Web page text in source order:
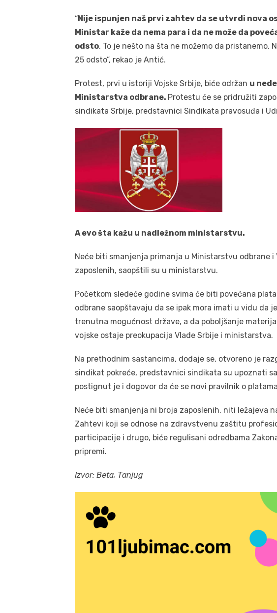
“Nije ispunjen naš prvi zahtev da se utvrdi nova
Ministar kaže da nema para i da ne može da
odsto. To je nešto na šta ne možemo da pristanemo.
25 odsto”, rekao je Antić.
Protest, prvi u istoriji Vojske Srbije, biće održan u
Ministarstva odbrane. Protestu će se pridružiti
sindikata Srbije, predstavnici Sindikata pravosuđa i
A evo šta kažu u nadležnom ministarstvu.
Neće biti smanjenja primanja u Ministarstvu odbrane
zaposlenih, saopštili su u ministarstvu.
Početkom sledeće godine svima će biti povećana
odbrane saopštavaju da se ipak mora imati u vidu da
trenutna mogućnost države, a da poboljšanje
vojske ostaje preokupacija Vlade Srbije i ministarstva.
Na prethodnim sastancima, dodaje se, otvoreno je
sindikat pokreće, predstavnici sindikata su upoznati
postignut je i dogovor da će se novi pravilnik o
Neće biti smanjenja ni broja zaposlenih, niti ležajeva
Zahtevi koji se odnose na zdravstvenu zaštitu
participacije i drugo, biće regulisani odredbama
pripremi.
Izvor: Beta, Tanjug